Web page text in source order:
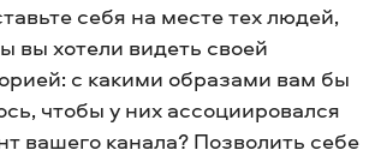
себя на месте тех людей,
вы хотели видеть своей
с какими образами вам бы
чтобы у них ассоциировался
вашего канала? Позволить себе